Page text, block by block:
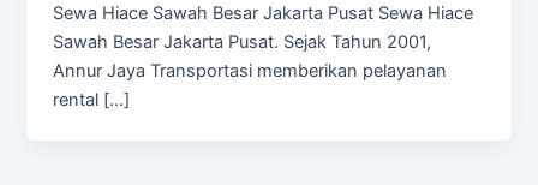
Sewa Hiace Sawah Besar Jakarta Pusat Sewa Hiace
Sawah Besar Jakarta Pusat. Sejak Tahun 2001,
Annur Jaya Transportasi memberikan pelayanan
rental […]